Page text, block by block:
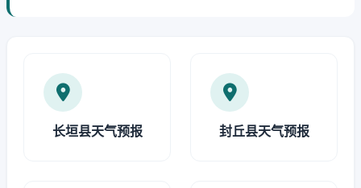
长垣县天气预报 封丘县天气预报